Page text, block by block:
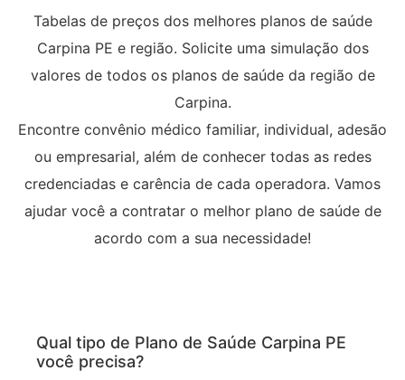
Tabelas de preços dos melhores planos de saúde
Carpina PE e região. Solicite uma simulação dos
valores de todos os planos de saúde da região de
Carpina.
Encontre convênio médico familiar, individual, adesão
ou empresarial, além de conhecer todas as redes
credenciadas e carência de cada operadora. Vamos
ajudar você a contratar o melhor plano de saúde de
acordo com a sua necessidade!
Qual tipo de Plano de Saúde Carpina PE
você precisa?